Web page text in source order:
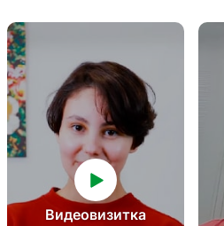
Видеовизитка